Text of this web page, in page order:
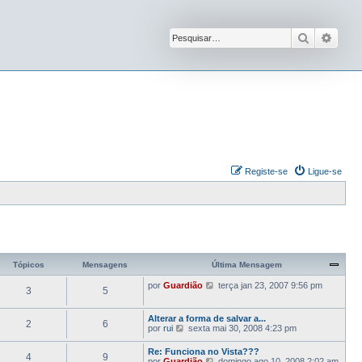
Pesquisar
Ligue-se
Registe-se
Tópicos Mensagens Última Mensagem
3 5 por Guardião
V
a
a
ú
l
t
terça jan 23, 2007 9:56 pm
2 6
Alterar a forma de salvar a...
por rui
V
a
sexta mai 30, 2008 4:23 pm
4 9
Re: Funciona no Vista???